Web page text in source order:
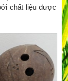
chất liệu được